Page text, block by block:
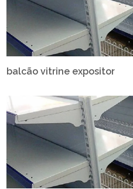
balcão vitrine expositor